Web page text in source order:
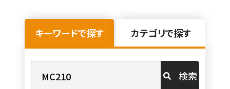
キーワードで探す カテゴリで探す
検索